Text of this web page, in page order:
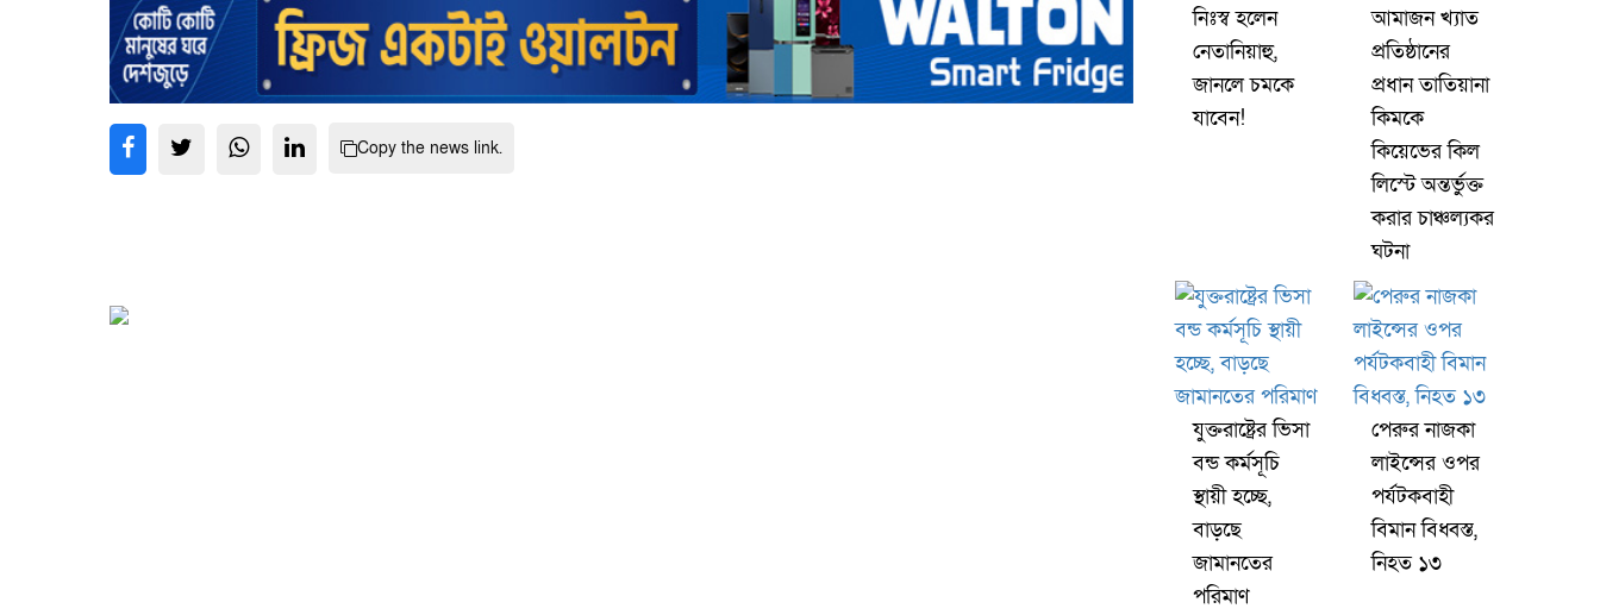
Copy the news link.
নিঃস্ব হলেন
নেতানিয়াহু,
জানলে চমকে
যাবেন!
আমাজন খ্যাত
প্রতিষ্ঠানের
প্রধান তাতিয়ানা
কিমকে
কিয়েভের কিল
লিস্টে অন্তর্ভুক্ত
করার চাঞ্চল্যকর
ঘটনা
যুক্তরাষ্ট্রের ভিসা
বন্ড কর্মসূচি
স্থায়ী হচ্ছে,
বাড়ছে
জামানতের
পরিমাণ
পেরুর নাজকা
লাইন্সের ওপর
পর্যটকবাহী
বিমান বিধ্বস্ত,
নিহত ১৩